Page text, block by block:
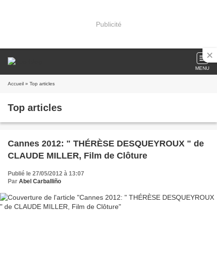
Publicité
MENU
Accueil » Top articles
Top articles
Cannes 2012: " THÉRÈSE DESQUEYROUX " de
CLAUDE MILLER, Film de Clôture
Publié le 27/05/2012 à 13:07
Par Abel Carballiño